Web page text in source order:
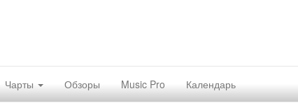
Чарты Обзоры Music Pro Календарь